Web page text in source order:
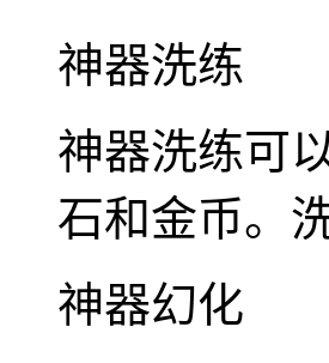
神器洗练
神器洗练可
石和金币。
神器幻化